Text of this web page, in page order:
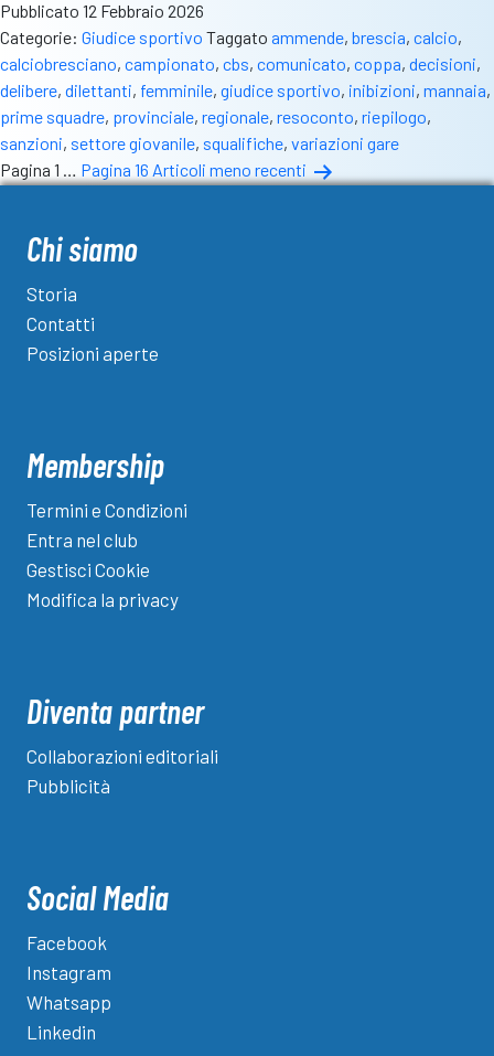
Pubblicato 12 Febbraio 2026
Categorie: Giudice sportivo Taggato ammende, brescia, calcio,
calciobresciano, campionato, cbs, comunicato, coppa, decisioni,
delibere, dilettanti, femminile, giudice sportivo, inibizioni, mannaia,
prime squadre, provinciale, regionale, resoconto, riepilogo,
sanzioni, settore giovanile, squalifiche, variazioni gare
Paginazione
articoli
Pagina 1 Pagina 16 Articoli meno recenti
Chi siamo
Storia
Contatti
Posizioni aperte
Membership
Termini e Condizioni
Entra nel club
Gestisci Cookie
Modifica la privacy
Diventa partner
Collaborazioni editoriali
Pubblicità
Social Media
Facebook
Instagram
Whatsapp
Linkedin